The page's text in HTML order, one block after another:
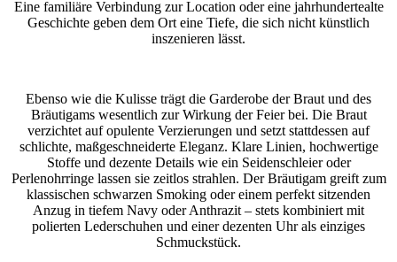
Eine familiäre Verbindung zur Location oder eine jahrhundertealte
Geschichte geben dem Ort eine Tiefe, die sich nicht künstlich
inszenieren lässt.
Ebenso wie die Kulisse trägt die Garderobe der Braut und des
Bräutigams wesentlich zur Wirkung der Feier bei. Die Braut
verzichtet auf opulente Verzierungen und setzt stattdessen auf
schlichte, maßgeschneiderte Eleganz. Klare Linien, hochwertige
Stoffe und dezente Details wie ein Seidenschleier oder
Perlenohrringe lassen sie zeitlos strahlen. Der Bräutigam greift zum
klassischen schwarzen Smoking oder einem perfekt sitzenden
Anzug in tiefem Navy oder Anthrazit – stets kombiniert mit
polierten Lederschuhen und einer dezenten Uhr als einziges
Schmuckstück.